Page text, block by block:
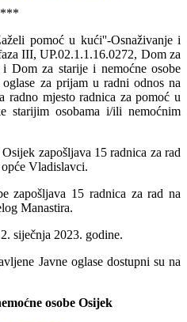
***
pomoć u kući''-Osnaživanje i
III, UP.02.1.1.16.0272, Dom za
Dom za starije i nemoćne osobe
za prijam u radni odnos na
radno mjesto radnica za pomoć u
starijim osobama i/ili nemoćnim
zapošljava 15 radnica za rad
Vladislavci.
zapošljava 15 radnica za rad na
Manastira.
siječnja 2023. godine.
Javne oglase dostupni su na
osobe Osijek